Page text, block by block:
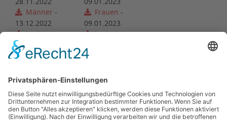
Männer -
13.12.2022
Frauen -
09.01.2023
Junioren-
13.12.2022
Juniorinnen-
Senioren-
Zurück